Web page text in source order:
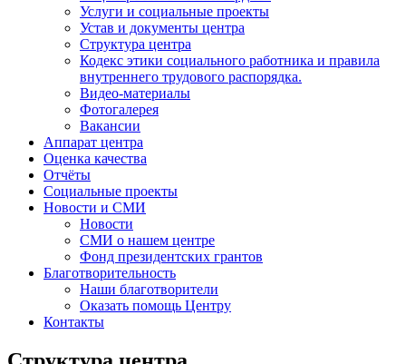
Услуги и социальные проекты
Устав и документы центра
Структура центра
Кодекс этики социального работника и правила
внутреннего трудового распорядка.
Видео-материалы
Фотогалерея
Вакансии
Аппарат центра
Оценка качества
Отчёты
Социальные проекты
Новости и СМИ
Новости
СМИ о нашем центре
Фонд президентских грантов
Благотворительность
Наши благотворители
Оказать помощь Центру
Контакты